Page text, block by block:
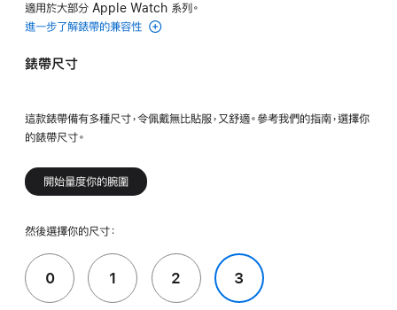
適用於大部分 Apple Watch 系列。
進一步了解錶帶的兼容性
錶帶尺寸
這款錶帶備有多種尺寸，令佩戴無比貼服，又舒適。參考我們的指南，選擇你
的錶帶尺寸。
開始量度你的腕圍
然後選擇你的尺寸：
0 1 2 3